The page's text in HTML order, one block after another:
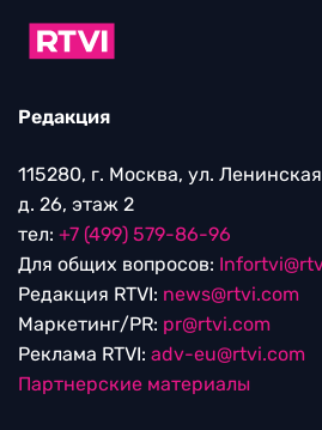
Редакция
115280, г. Москва, ул.
д. 26, этаж 2
тел: +7 (499) 579-86-96
Для общих вопросов:
Редакция RTVI: news@rtvi.com
Маркетинг/PR: pr@rtvi.com
Реклама RTVI: adv-eu@rtvi.com
Партнерские материалы